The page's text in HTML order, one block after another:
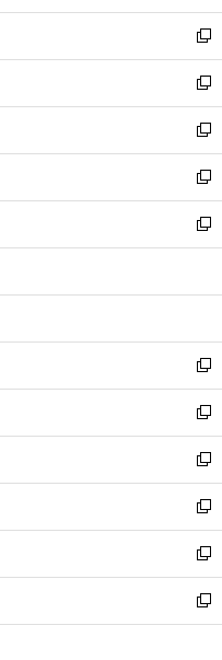
開
く
ウ
で
開
く
ン
ド
ウ
で
開
く
ウ
ィ
ン
ド
ウ
で
開
く
新
し
い
ウ
ィ
ン
ド
ウ
で
開
新
し
い
ウ
ィ
ン
ド
ウ
開
新
し
い
ウ
ィ
ン
ウ
開
く
新
し
い
ウ
ン
ウ
で
開
く
新
し
ウ
ン
ド
ウ
で
開
く
新
し
い
ウ
ィ
ン
ド
ウ
で
開
く
新
し
い
ウ
ィ
ン
ド
ウ
で
開
新
し
い
ウ
ィ
ン
ド
ウ
新
し
い
ウ
ィ
ン
新
し
い
ウ
新
し